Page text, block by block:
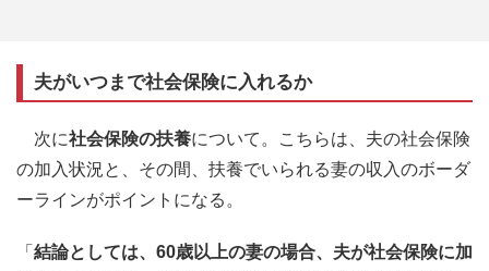
夫がいつまで社会保険に入れるか
次に社会保険の扶養について。こちらは、夫の社会保険
の加入状況と、その間、扶養でいられる妻の収入のボーダ
ーラインがポイントになる。
「 結論としては、60歳以上の妻の場合、夫が社会保険に加